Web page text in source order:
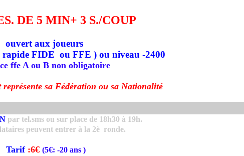
DE 5 MIN+ 3 S./COUP
ouvert aux joueurs
rapide FIDE ou FFE ) ou niveau -2400
ffe A ou B non obligatoire
sa Fédération ou sa Nationalité
par tel.sms ou sur place de 18h30 à 19h.
peuvent entrer à la 2è ronde.
Tarif :6€ (5€: -20 ans)